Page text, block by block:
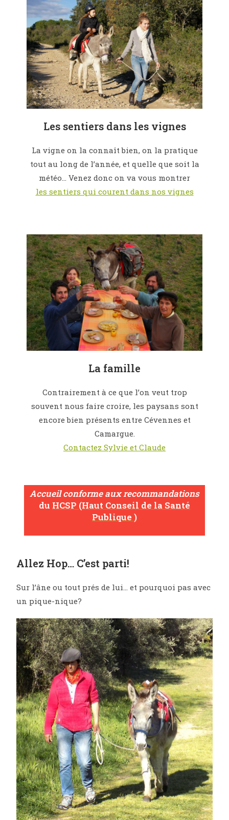
Les sentiers dans les vignes
La vigne on la connaît bien, on la pratique
tout au long de l’année, et quelle que soit la
météo… Venez donc on va vous montrer
les sentiers qui courent dans nos vignes
La famille
Contrairement à ce que l’on veut trop
souvent nous faire croire, les paysans sont
encore bien présents entre Cévennes et
Camargue.
Contactez Sylvie et Claude
Accueil conforme aux recommandations
du HCSP (Haut Conseil de la Santé
Publique )
Allez Hop… C’est parti!
Sur l’âne ou tout prés de lui… et pourquoi pas avec
un pique-nique?